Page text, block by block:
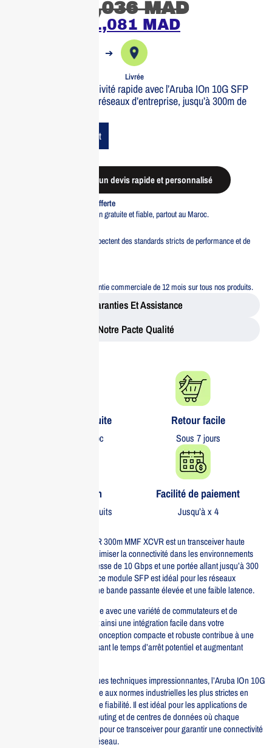
2,036MAD
1,081 MAD
➔
Livrée
Profitez d’une connectivité rapide avec l’Aruba IOn 10G SFP
LC SR. Idéal pour les réseaux d’entreprise, jusqu’à 300m de
Add To Cart
Demander un devis rapide et personnalisé
Livraison standard offerte
Profitez d’une livraison gratuite et fiable, partout au Maroc.
Tous nos produits respectent des standards stricts de performance et de
Bénéficiez d’une garantie commerciale de 12 mois sur tous nos produits.
Garanties Et Assistance
Notre Pacte Qualité
Livraison gratuite​
partout au Maroc
Retour facile​
Sous 7 jours
Garantie 1 an
Sur tous nos produits
Facilité de paiement
Jusqu’à x 4
L’Aruba IOn 10G SFP LC SR 300m MMF XCVR est un transceiver haute
performance conçu pour optimiser la connectivité dans les environnements
d’entreprise. Offrant une vitesse de 10 Gbps et une portée allant jusqu’à 300
mètres sur fibre multimode, ce module SFP est idéal pour les réseaux
exigeants qui nécessitent une bande passante élevée et une faible latence.
Ce transceiver est compatible avec une variété de commutateurs et de
routeurs Aruba, garantissant ainsi une intégration facile dans votre
infrastructure existante. Sa conception compacte et robuste contribue à une
installation simplifiée, réduisant le temps d’arrêt potentiel et augmentant
En plus de ses caractéristiques techniques impressionnantes, l’Aruba IOn 10G
SFP est conçu pour répondre aux normes industrielles les plus strictes en
matière de performance et de fiabilité. Il est idéal pour les applications de
virtualisation, de cloud computing et de centres de données où chaque
milliseconde compte. Optez pour ce transceiver pour garantir une connectivité
fiable et rapide dans votre réseau.